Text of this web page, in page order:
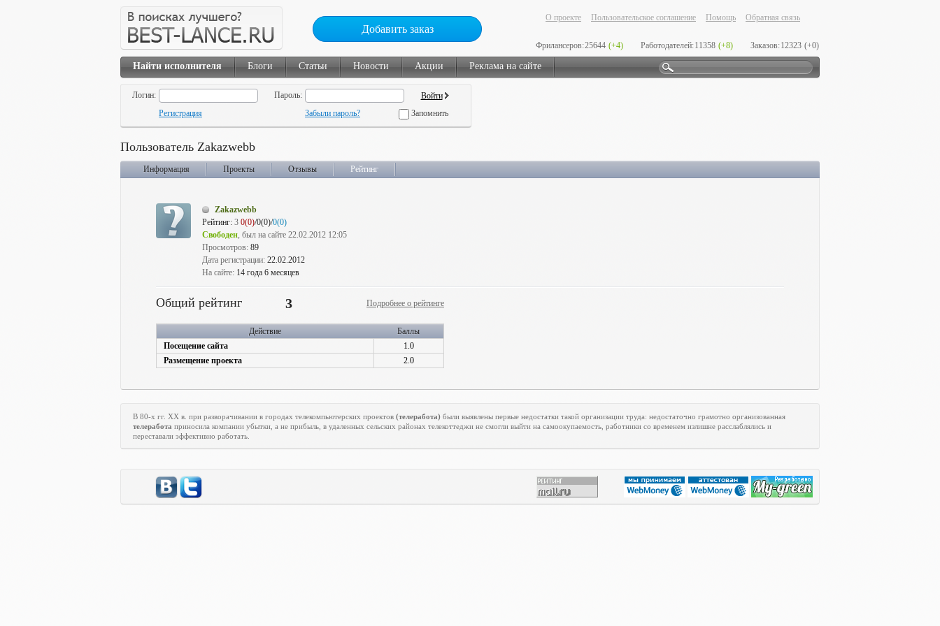
Добавить заказ
О проекте Пользовательское соглашение Помощь Обратная связь
Фрилансеров:25644 (+4) Работодателей:11358 (+8) Заказов:12323 (+0)
Найти исполнителя Блоги Статьи Новости Акции Реклама на сайте
Логин:
Пароль:
Регистрация
Забыли пароль? Запомнить
Пользователь Zakazwebb
Информация Проекты Отзывы Рейтинг
Zakazwebb
Рейтинг: 3 0(0)/0(0)/0(0)
Свободен, был на сайте 22.02.2012 12:05
Просмотров: 89
Дата регистрации: 22.02.2012
На сайте: 14 года 6 месяцев
Общий рейтинг 3 Подробнее о рейтинге
Действие
Баллы
Посещение сайта
1.0
Размещение проекта
2.0
В 80-х гг. XX в. при разворачивании в городах телекомпьютерских проектов (телеработа) были выявлены первые недостатки такой организации труда: недостаточно грамотно организованная
телеработа приносила компании убытки, а не прибыль, в удаленных сельских районах телекоттеджи не смогли выйти на самоокупаемость, работники со временем излишне расслаблялись и
переставали эффективно работать.